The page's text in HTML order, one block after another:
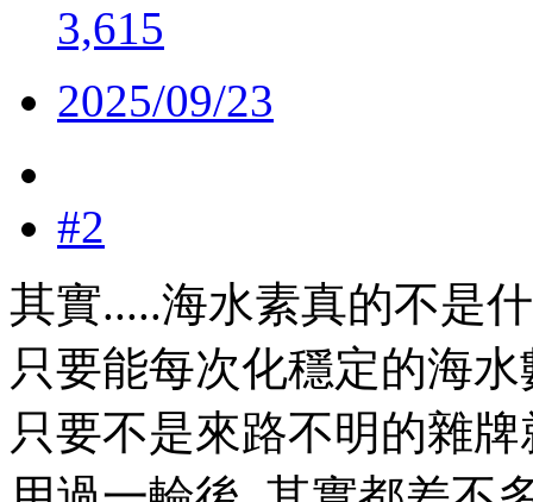
3,615
2025/09/23
#2
其實.....海水素真的不是
只要能每次化穩定的海
只要不是來路不明的雜牌